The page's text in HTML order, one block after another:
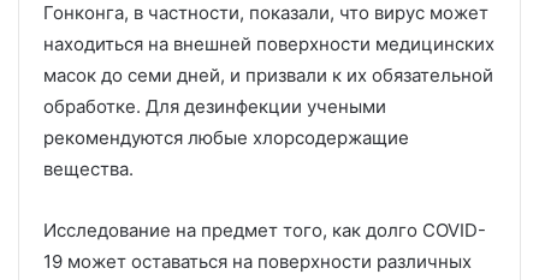
Гонконга, в частности, показали, что вирус может
находиться на внешней поверхности медицинских
масок до семи дней, и призвали к их обязательной
обработке. Для дезинфекции учеными
рекомендуются любые хлорсодержащие
вещества.
Исследование на предмет того, как долго COVID-
19 может оставаться на поверхности различных